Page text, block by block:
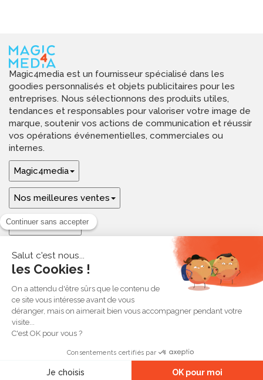
Magic4media est un fournisseur spécialisé dans les
goodies personnalisés et objets publicitaires pour les
entreprises. Nous sélectionnons des produits utiles,
tendances et responsables pour valoriser votre image de
marque, soutenir vos actions de communication et réussir
vos opérations événementielles, commerciales ou
internes.
Magic4media
Nos meilleures ventes
Guides & aide
Ressources & inspirations
© 2026 Magic4media